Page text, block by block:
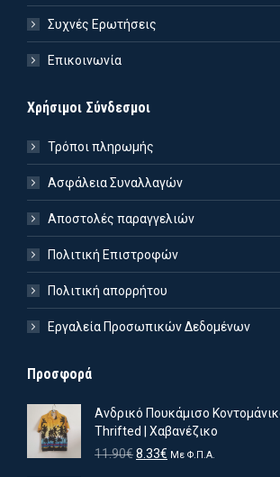
Συχνές Ερωτήσεις
Επικοινωνία
Χρήσιμοι Σύνδεσμοι
Τρόποι πληρωμής
Ασφάλεια Συναλλαγών
Αποστολές παραγγελιών
Πολιτική Επιστροφών
Πολιτική απορρήτου
Εργαλεία Προσωπικών Δεδομένων
Προσφορά
Ανδρικό Πουκάμισο
Thrifted | Χαβανέζικο
11.90€Original
8.33€ ΗΜε Φ.Π.Α.